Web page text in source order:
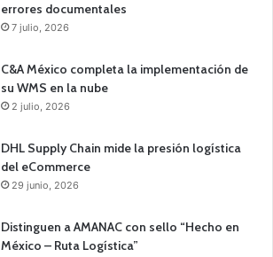
errores documentales
7 julio, 2026
C&A México completa la implementación de
su WMS en la nube
2 julio, 2026
DHL Supply Chain mide la presión logística
del eCommerce
29 junio, 2026
Distinguen a AMANAC con sello “Hecho en
México – Ruta Logística”